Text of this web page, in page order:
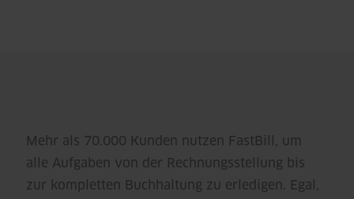
Mehr als 70.000 Kunden nutzen FastBill, um
alle Aufgaben von der Rechnungsstellung bis
zur kompletten Buchhaltung zu erledigen. Egal,